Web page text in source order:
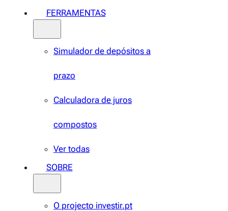
FERRAMENTAS
Simulador de depósitos a
prazo
Calculadora de juros
compostos
Ver todas
SOBRE
O projecto investir.pt